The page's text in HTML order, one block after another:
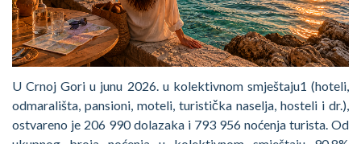
U Crnoj Gori u junu 2026. u kolektivnom smještaju1 (hoteli,
odmarališta, pansioni, moteli, turistička naselja, hosteli i dr.),
ostvareno je 206 990 dolazaka i 793 956 noćenja turista. Od